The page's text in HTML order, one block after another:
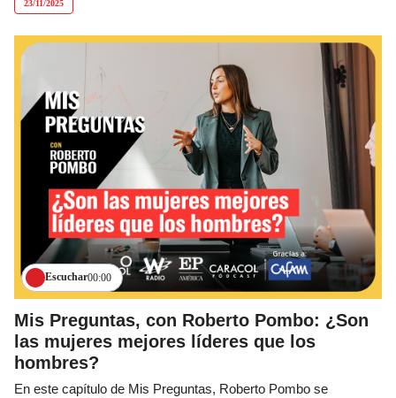
23/11/2025
Escuchar00:00
Mis Preguntas, con Roberto Pombo: ¿Son
las mujeres mejores líderes que los
hombres?
En este capítulo de Mis Preguntas, Roberto Pombo se